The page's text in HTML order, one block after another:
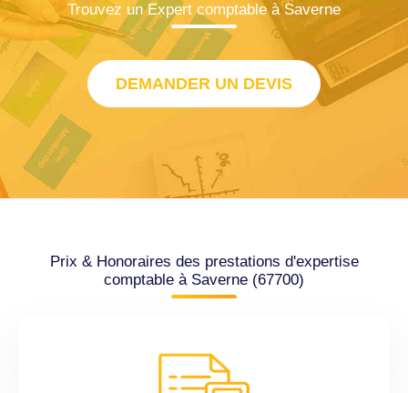
Trouvez un Expert comptable à Saverne
DEMANDER UN DEVIS
Prix & Honoraires des prestations d'expertise
comptable à Saverne (67700)